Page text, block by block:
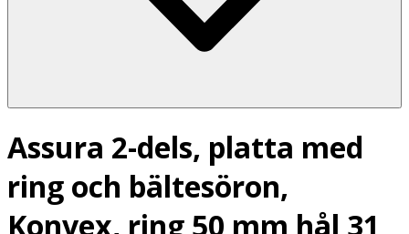
Assura 2-dels, platta med
ring och bältesöron,
Konvex, ring 50 mm hål 31